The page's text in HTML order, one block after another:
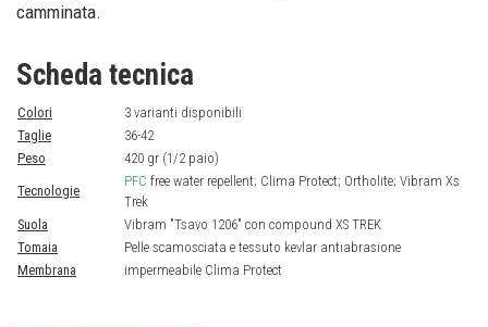
camminata.
Scheda tecnica
Colori
3 varianti disponibili
Taglie
36-42
Peso
420 gr (1/2 paio)
Tecnologie
PFC free water repellent; Clima Protect; Ortholite; Vibram Xs
Trek
Suola
Vibram "Tsavo 1206" con compound XS TREK
Tomaia
Pelle scamosciata e tessuto kevlar antiabrasione
Membrana
impermeabile Clima Protect